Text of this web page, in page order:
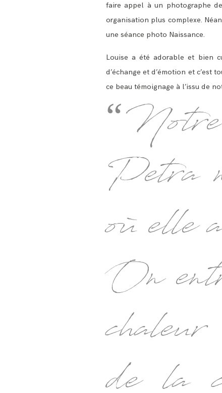
faire appel à un photographe
organisation plus complexe.
une séance photo Naissance.
Louise a été adorable et bien
d’échange et d’émotion et c’est
ce beau témoignage à l’issu de
“Notre
Petra
où elle
On